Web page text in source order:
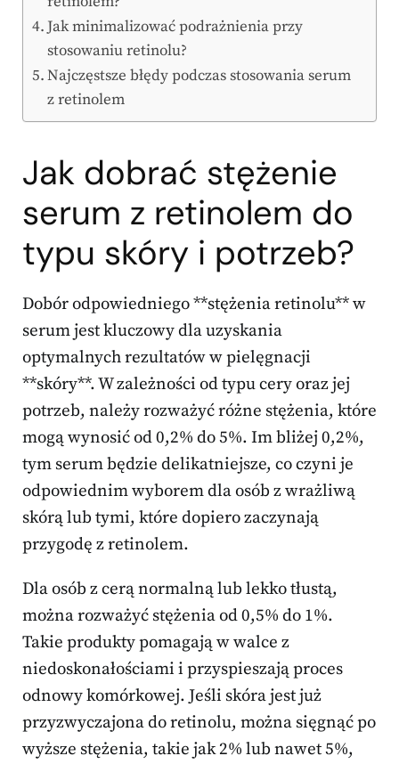
Jak minimalizować podrażnienia przy
stosowaniu retinolu?
Najczęstsze błędy podczas stosowania serum
z retinolem
Jak dobrać stężenie
serum z retinolem do
typu skóry i potrzeb?
Dobór odpowiedniego **stężenia retinolu** w
serum jest kluczowy dla uzyskania
optymalnych rezultatów w pielęgnacji
**skóry**. W zależności od typu cery oraz jej
potrzeb, należy rozważyć różne stężenia, które
mogą wynosić od 0,2% do 5%. Im bliżej 0,2%,
tym serum będzie delikatniejsze, co czyni je
odpowiednim wyborem dla osób z wrażliwą
skórą lub tymi, które dopiero zaczynają
przygodę z retinolem.
Dla osób z cerą normalną lub lekko tłustą,
można rozważyć stężenia od 0,5% do 1%.
Takie produkty pomagają w walce z
niedoskonałościami i przyspieszają proces
odnowy komórkowej. Jeśli skóra jest już
przyzwyczajona do retinolu, można sięgnąć po
wyższe stężenia, takie jak 2% lub nawet 5%,